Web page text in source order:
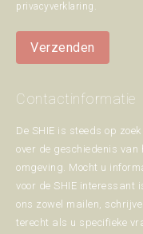
privacyverklaring .
Verzenden
Contactinformatie
De SHIE is steeds op
over de geschiedenis
omgeving. Mocht u
voor de SHIE interessant
ons zowel mailen,
terecht als u specifieke